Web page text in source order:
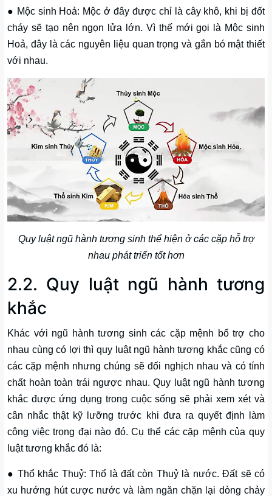
● Mộc sinh Hoả: Mộc ở đây được chỉ là cây khô, khi bị đốt
cháy sẽ tạo nên ngọn lửa lớn. Vì thế mới gọi là Mộc sinh
Hoả, đây là các nguyên liệu quan trọng và gắn bó mật thiết
với nhau.
Quy luật ngũ hành tương sinh thể hiện ở các cặp hỗ trợ
nhau phát triển tốt hơn
2.2. Quy luật ngũ hành tương
khắc
Khác với ngũ hành tương sinh các cặp mệnh bổ trợ cho
nhau cùng có lợi thì quy luật ngũ hành tương khắc cũng có
các cặp mệnh nhưng chúng sẽ đối nghịch nhau và có tính
chất hoàn toàn trái ngược nhau. Quy luật ngũ hành tương
khắc được ứng dụng trong cuộc sống sẽ phải xem xét và
cân nhắc thật kỹ lưỡng trước khi đưa ra quyết định làm
công việc trọng đại nào đó. Cụ thể các cặp mệnh của quy
luật tương khắc đó là:
● Thổ khắc Thuỷ: Thổ là đất còn Thuỷ là nước. Đất sẽ có
xu hướng hút cược nước và làm ngăn chặn lại dòng chảy